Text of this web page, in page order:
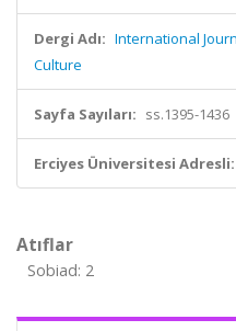
Dergi Adı: International
Culture
Sayfa Sayıları: ss.1395-1436
Erciyes Üniversitesi Adresli:
Atıflar
Sobiad: 2